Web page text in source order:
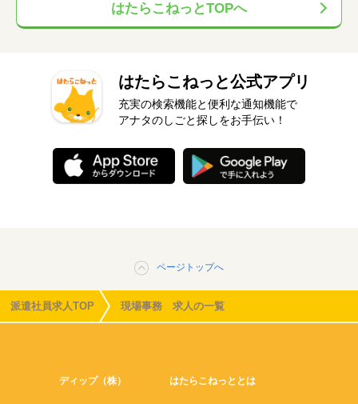
はたらこねっとTOPへ
はたらこねっと公式アプリ
充実の検索機能と便利な通知機能で
アナタのしごと探しをお手伝い！
ページトップへ
派遣社員求人TOP 現場事務 求人の一覧
ディップ（株） はたらこねっととは